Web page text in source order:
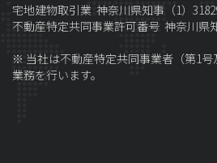
宅地建物取引業 神奈川県知事（1）
不動産特定共同事業許可番号 神奈川県
※ 当社は不動産特定共同事業者（第1号
業務を行います。